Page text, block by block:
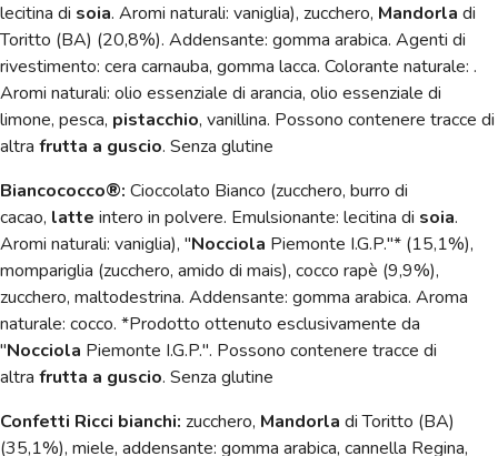
lecitina di soia. Aromi naturali: vaniglia), zucchero, Mandorla di
Toritto (BA) (20,8%). Addensante: gomma arabica. Agenti di
rivestimento: cera carnauba, gomma lacca. Colorante naturale: .
Aromi naturali: olio essenziale di arancia, olio essenziale di
limone, pesca, pistacchio, vanillina. Possono contenere tracce di
altra frutta a guscio. Senza glutine
Biancococco®: Cioccolato Bianco (zucchero, burro di
cacao, latte intero in polvere. Emulsionante: lecitina di soia.
Aromi naturali: vaniglia), "Nocciola Piemonte I.G.P."* (15,1%),
mompariglia (zucchero, amido di mais), cocco rapè (9,9%),
zucchero, maltodestrina. Addensante: gomma arabica. Aroma
naturale: cocco. *Prodotto ottenuto esclusivamente da
"Nocciola Piemonte I.G.P.". Possono contenere tracce di
altra frutta a guscio. Senza glutine
Confetti Ricci bianchi: zucchero, Mandorla di Toritto (BA)
(35,1%), miele, addensante: gomma arabica, cannella Regina,